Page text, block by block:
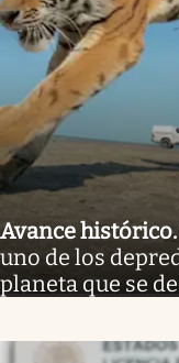
Avance histórico.
uno de los
planeta que se